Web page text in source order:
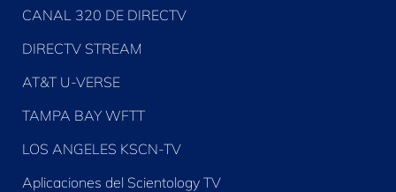
CANAL 320 DE DIRECTV
DIRECTV STREAM
AT&T U-VERSE
TAMPA BAY WFTT
LOS ANGELES KSCN-TV
Aplicaciones del Scientology TV